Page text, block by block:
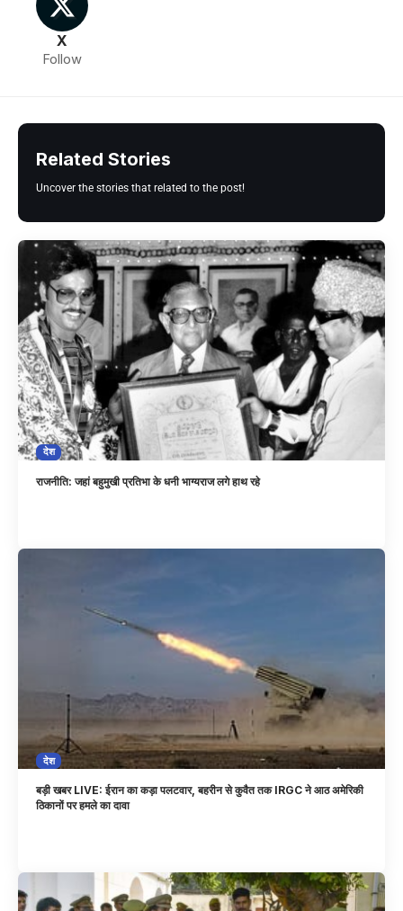
X
Follow
Related Stories
Uncover the stories that related to the post!
देश
राजनीति: जहां बहुमुखी प्रतिभा के धनी भाग्यराज लगे हाथ रहे
देश
बड़ी खबर LIVE: ईरान का कड़ा पलटवार, बहरीन से कुवैत तक IRGC ने आठ अमेरिकी
ठिकानों पर हमले का दावा